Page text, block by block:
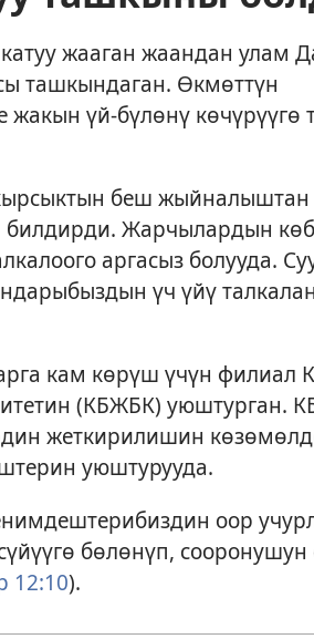
жааган жаандан улам
ташкындаган. Өкмөттүн
үй-бүлөнү көчүрүүгө
беш жыйналыштан
билдирди. Жарчылардын
аргасыз болууда.
үч үйү
кам көрүш үчүн филиал
(КБЖБК) уюштурган.
жеткирилишин
уюштурууда.
оор
бөлөнүп, сооронушун
12:10).